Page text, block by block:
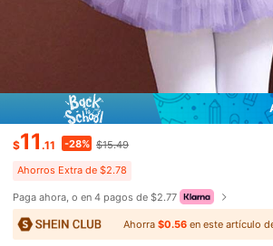
$11 .11 -28% $15.49
Ahorros Extra de $2.78
Paga ahora, o en 4 pagos de $2.77
Ahorra $0.56en este artículo